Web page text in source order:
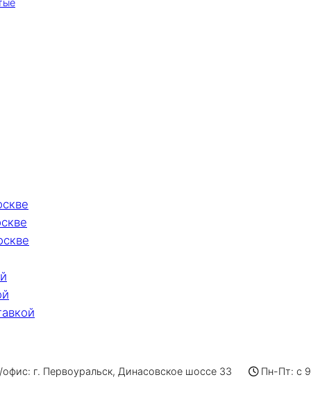
г. Первоуральск, Динасовское шоссе 33 Пн-Пт: с